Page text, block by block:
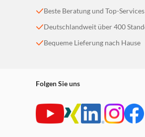
Beste Beratung und Top-Services
Deutschlandweit über 400
Bequeme Lieferung nach Hause
Folgen Sie uns